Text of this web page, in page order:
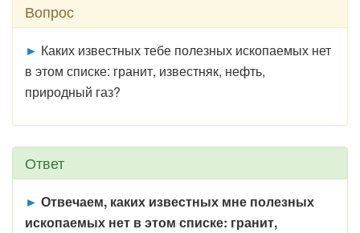
Вопрос
► Каких известных тебе полезных ископаемых нет
в этом списке: гранит, известняк, нефть,
природный газ?
Ответ
► Отвечаем, каких известных мне полезных
ископаемых нет в этом списке: гранит,